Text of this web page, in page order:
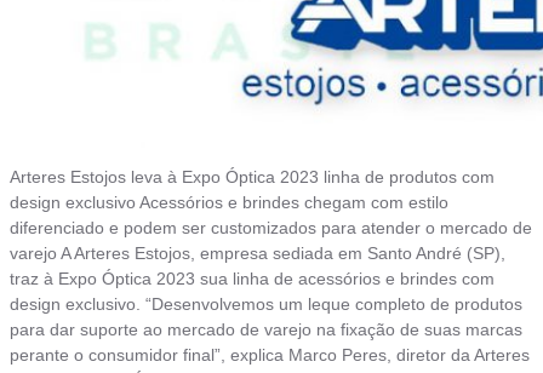
Arteres Estojos leva à Expo Óptica 2023 linha de produtos com
design exclusivo Acessórios e brindes chegam com estilo
diferenciado e podem ser customizados para atender o mercado de
varejo A Arteres Estojos, empresa sediada em Santo André (SP),
traz à Expo Óptica 2023 sua linha de acessórios e brindes com
design exclusivo. “Desenvolvemos um leque completo de produtos
para dar suporte ao mercado de varejo na fixação de suas marcas
perante o consumidor final”, explica Marco Peres, diretor da Arteres